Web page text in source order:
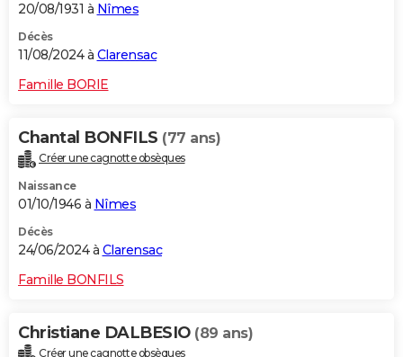
20/08/1931 à Nîmes
Décès
11/08/2024 à Clarensac
Famille BORIE
Chantal BONFILS (77 ans)
Créer une cagnotte obsèques
Naissance
01/10/1946 à Nîmes
Décès
24/06/2024 à Clarensac
Famille BONFILS
Christiane DALBESIO (89 ans)
Créer une cagnotte obsèques